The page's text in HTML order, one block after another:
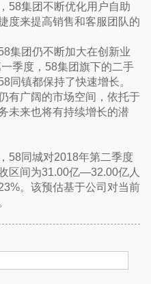
58集团不断优化用户自助
度来提高销售和客服团队的
集团仍不断加大在创新业
季度，58集团旗下的二手
同镇都保持了快速增长。
有广阔的市场空间，依托于
未来也将有持续增长的潜
58同城对2018年第二季度
区间为31.00亿—32.00亿人
。该预估基于公司对当前